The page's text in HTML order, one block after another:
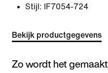
Stijl:
IF7054-724
Bekijk productgegevens
Zo wordt het gemaakt